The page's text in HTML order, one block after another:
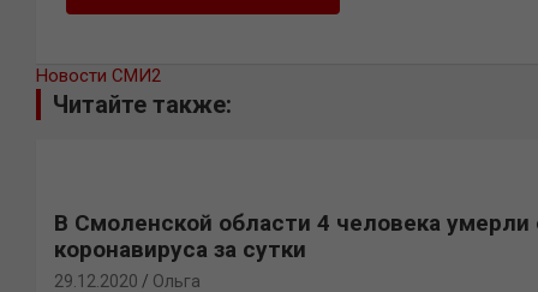
Новости СМИ2
Читайте также:
В Смоленской области 4 человека умерли
коронавируса за сутки
29.12.2020 Ольга